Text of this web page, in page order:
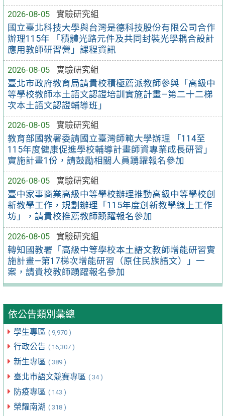
2026-08-05
實驗研究組
國立臺北科技大學與台灣是德科技股份有限公司合作
辦理115年 「積體光路元件及共同封裝光學耦合設計
應用教師研習營」課程資訊
2026-08-05
實驗研究組
臺北市政府教育局請貴校積極薦派教師參與「高級中
等學校教師本土語文認證培訓實施計畫—第二十二梯
次本土語文認證輔導班」
2026-08-05
實驗研究組
教育部國教署委請國立臺灣師範大學辦理 「114至
115年度健康促進學校輔導計畫師資專業成長研習」
實施計畫1份，請鼓勵相關人員踴躍報名參加
2026-08-05
實驗研究組
臺中家事商業高級中等學校辦理推動高級中等學校創
新教學工作，規劃辦理「115年度創新教學線上工作
坊」，請貴校推薦教師踴躍報名參加
2026-08-05
實驗研究組
轉知國教署「高級中等學校本土語文教師增能研習實
施計畫—第17梯次增能研習（原住民族語文）」一
案，請貴校教師踴躍報名參加
依公告類別彙總
學生專區 ( 9,970 )
行政公告 ( 16,307 )
新生專區 ( 389 )
臺北市語文競賽專區 ( 34 )
防疫專區 ( 143 )
榮耀南湖 ( 318 )